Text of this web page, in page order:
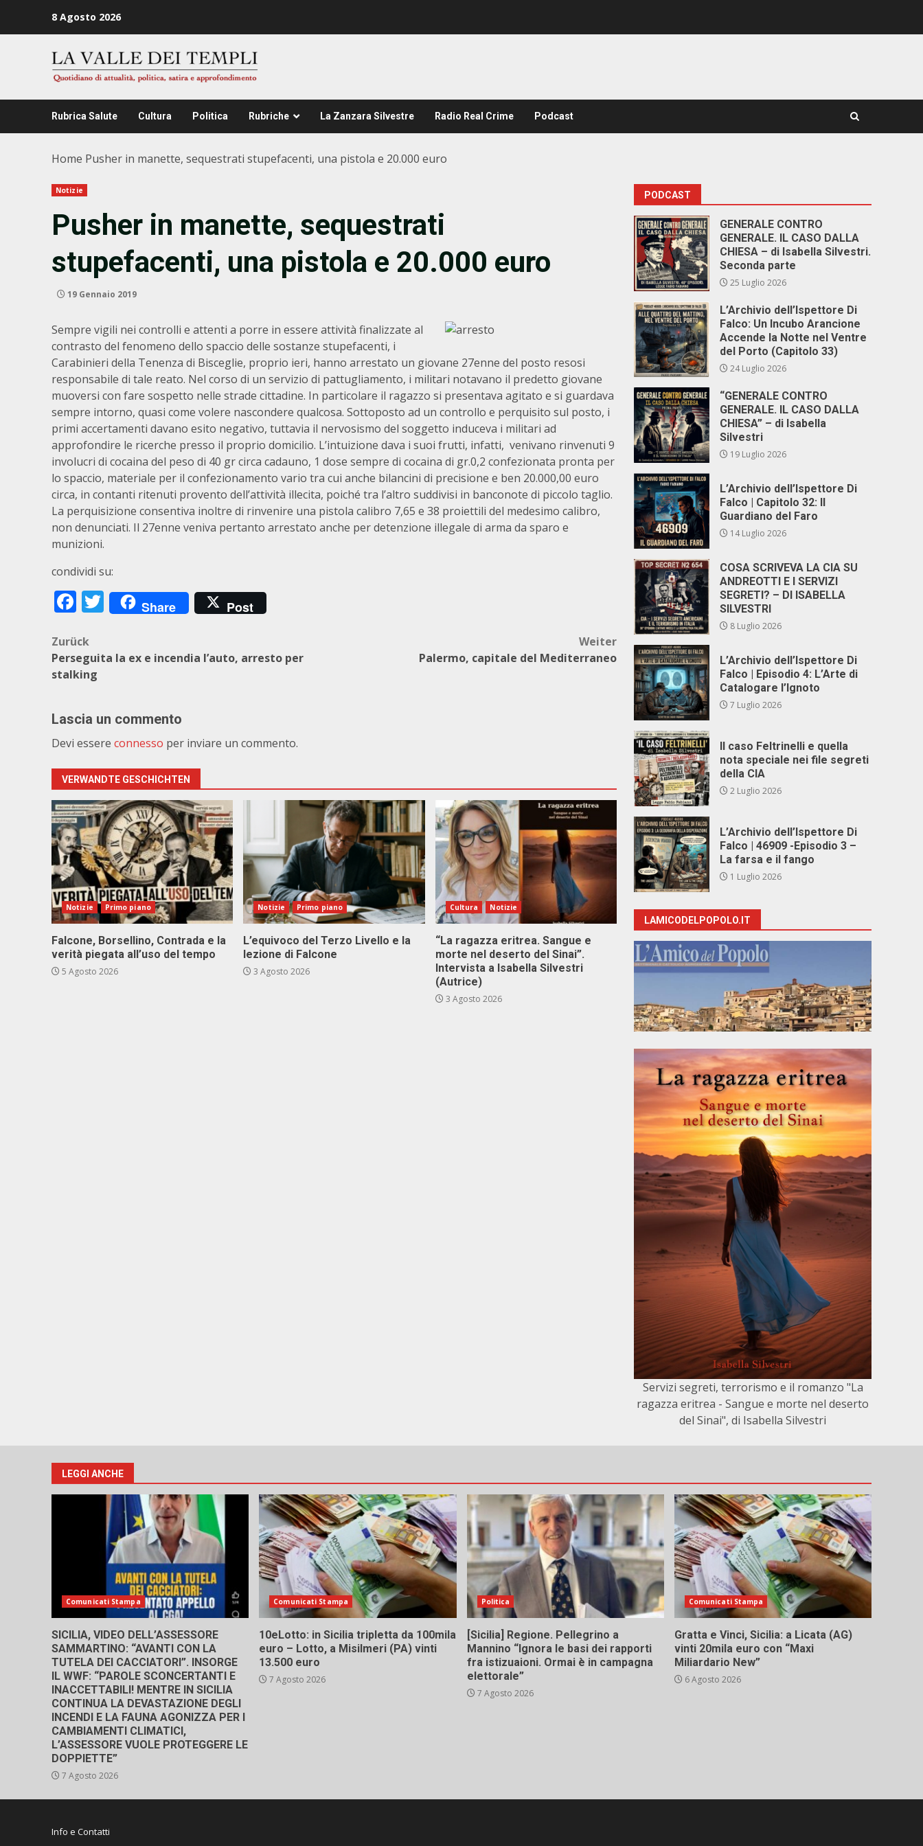
8 Agosto 2026
Rubrica Salute Cultura Politica Rubriche La Zanzara Silvestre Radio Real Crime Podcast
Home Pusher in manette, sequestrati stupefacenti, una pistola e 20.000 euro
Notizie
Pusher in manette, sequestrati
stupefacenti, una pistola e 20.000 euro
19 Gennaio 2019
Sempre vigili nei controlli e attenti a porre in essere attività finalizzate al
contrasto del fenomeno dello spaccio delle sostanze stupefacenti, i
Carabinieri della Tenenza di Bisceglie, proprio ieri, hanno arrestato un giovane 27enne del posto resosi
responsabile di tale reato. Nel corso di un servizio di pattugliamento, i militari notavano il predetto giovane
muoversi con fare sospetto nelle strade cittadine. In particolare il ragazzo si presentava agitato e si guardava
sempre intorno, quasi come volere nascondere qualcosa. Sottoposto ad un controllo e perquisito sul posto, i
primi accertamenti davano esito negativo, tuttavia il nervosismo del soggetto induceva i militari ad
approfondire le ricerche presso il proprio domicilio. L’intuizione dava i suoi frutti, infatti, venivano rinvenuti 9
involucri di cocaina del peso di 40 gr circa cadauno, 1 dose sempre di cocaina di gr.0,2 confezionata pronta per
lo spaccio, materiale per il confezionamento vario tra cui anche bilancini di precisione e ben 20.000,00 euro
circa, in contanti ritenuti provento dell’attività illecita, poiché tra l’altro suddivisi in banconote di piccolo taglio.
La perquisizione consentiva inoltre di rinvenire una pistola calibro 7,65 e 38 proiettili del medesimo calibro,
non denunciati. Il 27enne veniva pertanto arrestato anche per detenzione illegale di arma da sparo e
munizioni.
condividi su:
Facebook
Twitter
Share Post
Beitragsnavigation
Zurück
Perseguita la ex e incendia l’auto, arresto per
stalking
Weiter
Palermo, capitale del Mediterraneo
Lascia un commento
Devi essere connesso per inviare un commento.
VERWANDTE GESCHICHTEN
Notizie Primo piano
Falcone, Borsellino, Contrada e la
verità piegata all’uso del tempo
5 Agosto 2026
Notizie Primo piano
L’equivoco del Terzo Livello e la
lezione di Falcone
3 Agosto 2026
Cultura Notizie
“La ragazza eritrea. Sangue e
morte nel deserto del Sinai”.
Intervista a Isabella Silvestri
(Autrice)
3 Agosto 2026
PODCAST
GENERALE CONTRO
GENERALE. IL CASO DALLA
CHIESA – di Isabella Silvestri.
Seconda parte
25 Luglio 2026
L’Archivio dell’Ispettore Di
Falco: Un Incubo Arancione
Accende la Notte nel Ventre
del Porto (Capitolo 33)
24 Luglio 2026
“GENERALE CONTRO
GENERALE. IL CASO DALLA
CHIESA” – di Isabella
Silvestri
19 Luglio 2026
L’Archivio dell’Ispettore Di
Falco | Capitolo 32: Il
Guardiano del Faro
14 Luglio 2026
COSA SCRIVEVA LA CIA SU
ANDREOTTI E I SERVIZI
SEGRETI? – DI ISABELLA
SILVESTRI
8 Luglio 2026
L’Archivio dell’Ispettore Di
Falco | Episodio 4: L’Arte di
Catalogare l’Ignoto
7 Luglio 2026
Il caso Feltrinelli e quella
nota speciale nei file segreti
della CIA
2 Luglio 2026
L’Archivio dell’Ispettore Di
Falco | 46909 -Episodio 3 –
La farsa e il fango
1 Luglio 2026
LAMICODELPOPOLO.IT
Servizi segreti, terrorismo e il romanzo "La
ragazza eritrea - Sangue e morte nel deserto
del Sinai", di Isabella Silvestri
LEGGI ANCHE
Comunicati Stampa
SICILIA, VIDEO DELL’ASSESSORE
SAMMARTINO: “AVANTI CON LA
TUTELA DEI CACCIATORI”. INSORGE
IL WWF: “PAROLE SCONCERTANTI E
INACCETTABILI! MENTRE IN SICILIA
CONTINUA LA DEVASTAZIONE DEGLI
INCENDI E LA FAUNA AGONIZZA PER I
CAMBIAMENTI CLIMATICI,
L’ASSESSORE VUOLE PROTEGGERE LE
DOPPIETTE”
7 Agosto 2026
Comunicati Stampa
10eLotto: in Sicilia tripletta da 100mila
euro – Lotto, a Misilmeri (PA) vinti
13.500 euro
7 Agosto 2026
Politica
[Sicilia] Regione. Pellegrino a
Mannino “Ignora le basi dei rapporti
fra istizuaioni. Ormai è in campagna
elettorale”
7 Agosto 2026
Comunicati Stampa
Gratta e Vinci, Sicilia: a Licata (AG)
vinti 20mila euro con “Maxi
Miliardario New”
6 Agosto 2026
Info e Contatti